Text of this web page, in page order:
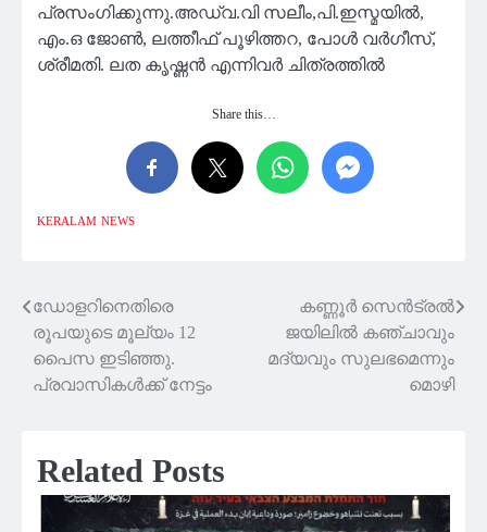
പ്രസംഗിക്കുന്നു.അഡ്വ.വി സലീം,പി.ഇസ്മയിൽ,
എം.ഒ ജോൺ, ലത്തീഫ് പൂഴിത്തറ, പോൾ വർഗീസ്,
ശ്രീമതി. ലത കൃഷ്ണൻ എന്നിവർ ചിത്രത്തിൽ
Share this…
KERALAM NEWS
Post
navigation
ഡോളറിനെതിരെ
രൂപയുടെ മൂല്യം 12
പൈസ ഇടിഞ്ഞു.
പ്രവാസികൾക്ക് നേട്ടം
കണ്ണൂർ സെൻട്രൽ
ജയിലിൽ കഞ്ചാവും
മദ്യവും സുലഭമെന്നും
മൊഴി
Related Posts